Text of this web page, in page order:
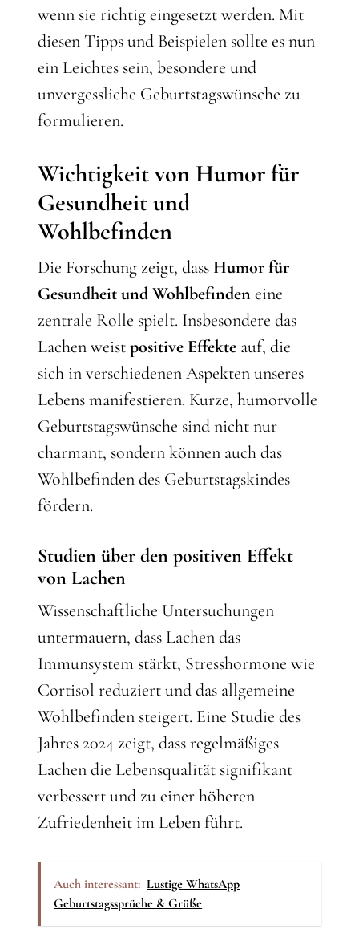
wenn sie richtig eingesetzt werden. Mit
diesen Tipps und Beispielen sollte es nun
ein Leichtes sein, besondere und
unvergessliche Geburtstagswünsche zu
formulieren.
Wichtigkeit von Humor für
Gesundheit und
Wohlbefinden
Die Forschung zeigt, dassHumor für
Gesundheit und Wohlbefinden eine
zentrale Rolle spielt. Insbesondere das
Lachen weistpositive Effekte auf, die
sich in verschiedenen Aspekten unseres
Lebens manifestieren. Kurze, humorvolle
Geburtstagswünsche sind nicht nur
charmant, sondern können auch das
Wohlbefinden des Geburtstagskindes
fördern.
Studien über den positiven Effekt
von Lachen
Wissenschaftliche Untersuchungen
untermauern, dass Lachen das
Immunsystem stärkt, Stresshormone wie
Cortisol reduziert und das allgemeine
Wohlbefinden steigert. Eine Studie des
Jahres 2024 zeigt, dass regelmäßiges
Lachen die Lebensqualität signifikant
verbessert und zu einer höheren
Zufriedenheit im Leben führt.
Auch interessant: Lustige WhatsApp
Geburtstagssprüche & Grüße